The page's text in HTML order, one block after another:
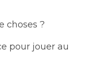
choses ?
pour jouer au